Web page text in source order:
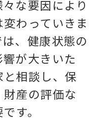
な要因により
わっていきま
、健康状態の
が大きいた
相談し、保
産の評価な
す。